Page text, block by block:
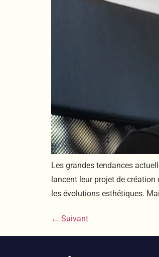
Les grandes tendances
lancent leur projet de création
les évolutions esthétiques.
← Suivant